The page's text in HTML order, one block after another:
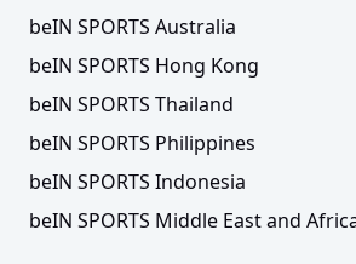
beIN SPORTS Australia
beIN SPORTS Hong Kong
beIN SPORTS Thailand
beIN SPORTS Philippines
beIN SPORTS Indonesia
beIN SPORTS Middle East and